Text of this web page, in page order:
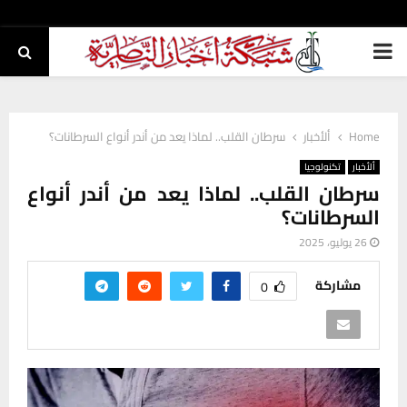
PRIMARY
Home ألأخبار سرطان القلب.. لماذا يعد من أندر أنواع السرطانات؟
ألأخبار تكنولوجيا
سرطان القلب.. لماذا يعد من أندر أنواع
السرطانات؟
26 يوليو، 2025
مشاركة 0